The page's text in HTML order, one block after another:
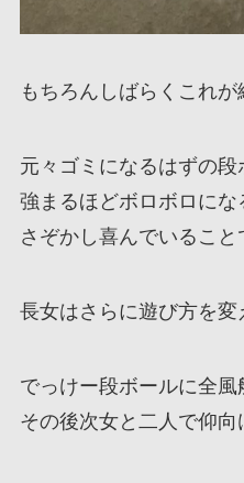
もちろんしばらくこれが
元々ゴミになるはずの
強まるほどボロボロに
さぞかし喜んでいること
長女はさらに遊び方を変
でっけー段ボールに全風
その後次女と二人で仰向